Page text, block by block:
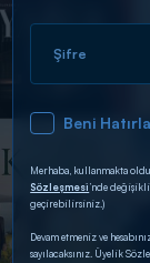
DİĞER
Şifre
Beni Hatırla
Merhaba, kullanmakta
Sözleşmesi’nde
geçirebilirsiniz.)
Devam etmeniz ve
sayılacaksınız. Üyelik